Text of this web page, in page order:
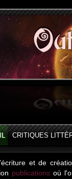
CRITIQUES
et de
publications où